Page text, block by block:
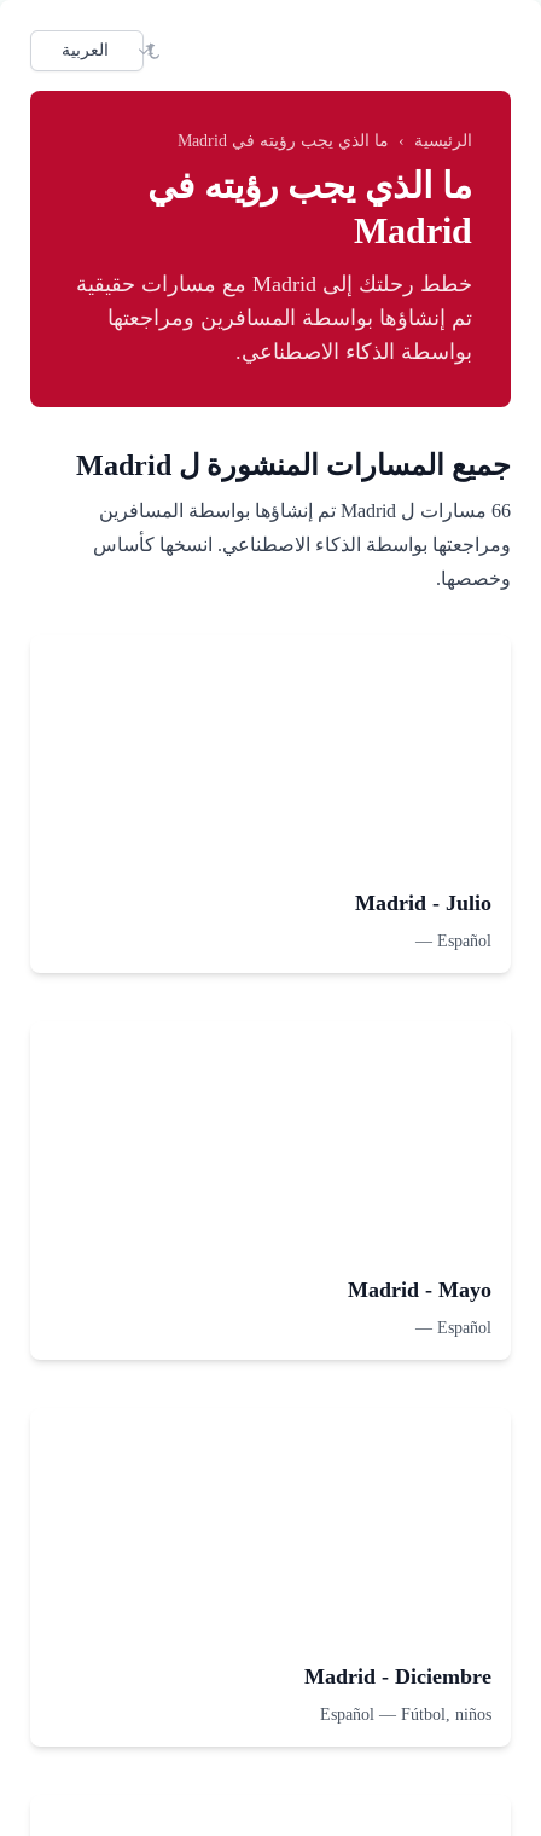
الرئيسية › ما الذي يجب رؤيته في Madrid
ما الذي يجب رؤيته في
Madrid
خطط رحلتك إلى Madrid مع مسارات حقيقية
تم إنشاؤها بواسطة المسافرين ومراجعتها
بواسطة الذكاء الاصطناعي.
جميع المسارات المنشورة ل Madrid
66 مسارات ل Madrid تم إنشاؤها بواسطة المسافرين
ومراجعتها بواسطة الذكاء الاصطناعي. انسخها كأساس
وخصصها.
Madrid - Julio
Español
—
Madrid - Mayo
Español
—
Madrid - Diciembre
Español — Fútbol, niños